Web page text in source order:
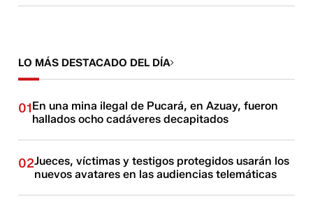
LO MÁS DESTACADO DEL DÍA
01En una mina ilegal de Pucará, en Azuay, fueron
hallados ocho cadáveres decapitados
02Jueces, víctimas y testigos protegidos usarán los
nuevos avatares en las audiencias telemáticas